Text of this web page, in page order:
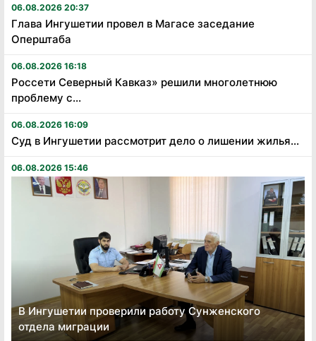
06.08.2026 20:37
Глава Ингушетии провел в Магасе заседание
Оперштаба
06.08.2026 16:18
Россети Северный Кавказ» решили многолетнюю
проблему с...
06.08.2026 16:09
Суд в Ингушетии рассмотрит дело о лишении жилья...
06.08.2026 15:46
В Ингушетии проверили работу Сунженского
отдела миграции